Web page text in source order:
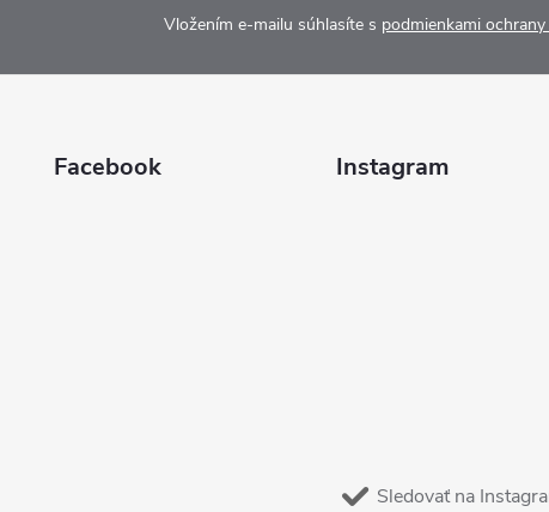
Vložením e-mailu súhlasíte s podmienkami
Facebook Instagram
Sledovať na